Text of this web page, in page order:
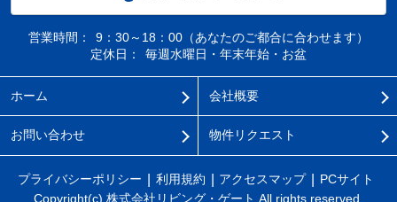
営業時間：
9：30～18：00（あなたのご都合に合わせます）
定休日：
毎週水曜日・年末年始・お盆
ホーム 会社概要
お問い合わせ 物件リクエスト
プライバシーポリシー 利用規約 アクセスマップ
PCサイト
Copyright(c) 株式会社リビング・ゲート All rights reserved.